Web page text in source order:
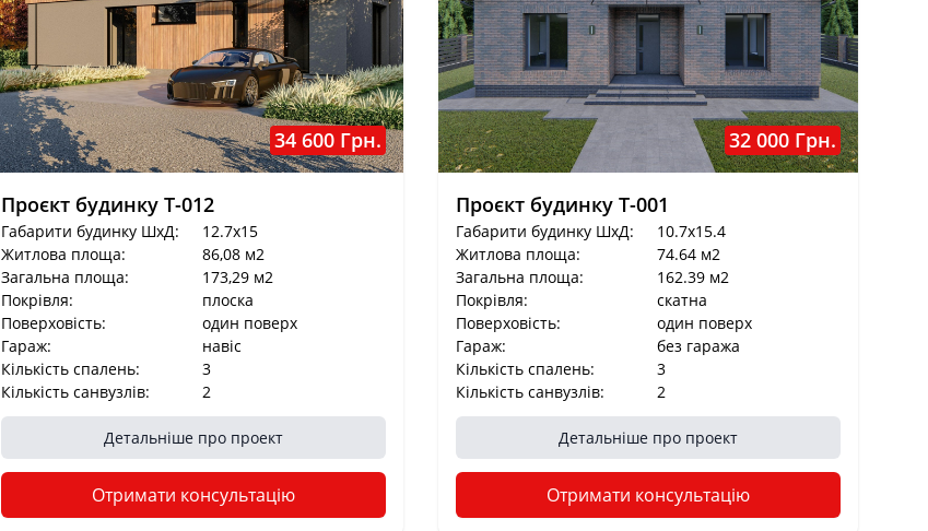
34 600 Грн.
Проєкт будинку T-012
Габарити будинку ШхД:
12.7x15
Житлова площа:
86,08 м2
Загальна площа:
173,29 м2
Покрівля:
плоска
Поверховість:
один поверх
Гараж:
навіс
Кількість спалень:
3
Кількість санвузлів:
2
Детальніше про проект
Отримати консультацію
32 000 Грн.
Проєкт будинку T-001
Габарити будинку ШхД:
10.7x15.4
Житлова площа:
74.64 м2
Загальна площа:
162.39 м2
Покрівля:
cкатна
Поверховість:
один поверх
Гараж:
без гаража
Кількість спалень:
3
Кількість санвузлів:
2
Детальніше про проект
Отримати консультацію